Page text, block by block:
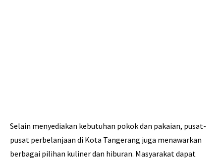
Selain menyediakan kebutuhan pokok dan pakaian, pusat-
pusat perbelanjaan di Kota Tangerang juga menawarkan
berbagai pilihan kuliner dan hiburan. Masyarakat dapat